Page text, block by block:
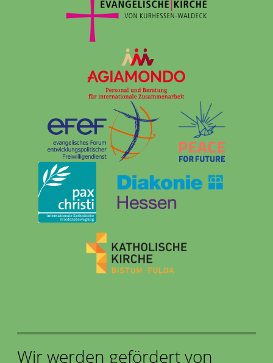
Wir werden gefördert von